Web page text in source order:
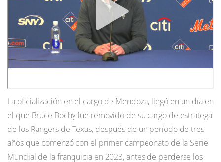
La oficialización en el cargo de Mendoza, llegó en un día en
el que Bruce Bochy fue removido de su cargo de estratega
de los Rangers de Texas, después de un período de tres
años que comenzó con el primer campeonato de la Serie
Mundial de la franquicia en 2023, antes de perderse los